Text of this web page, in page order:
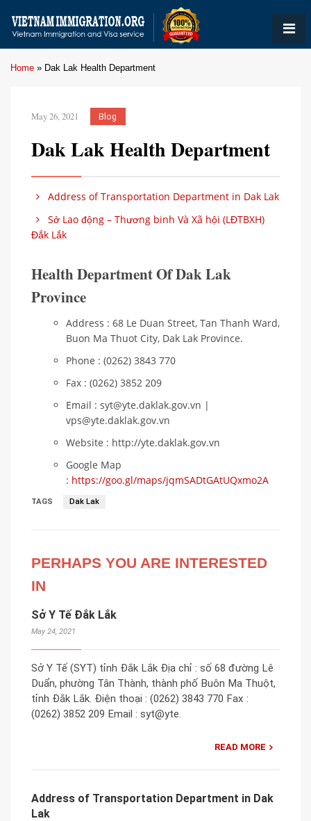
Home » Dak Lak Health Department
May 26, 2021 Blog
Dak Lak Health Department
Address of Transportation Department in Dak Lak
Sở Lao động – Thương binh Và Xã hội (LĐTBXH)
Đắk Lắk
Health Department Of Dak Lak
Province
Address : 68 Le Duan Street, Tan Thanh Ward,
Buon Ma Thuot City, Dak Lak Province.
Phone : (0262) 3843 770
Fax : (0262) 3852 209
Email : syt@yte.daklak.gov.vn |
vps@yte.daklak.gov.vn
Website : http://yte.daklak.gov.vn
Google Map
: https://goo.gl/maps/jqmSADtGAtUQxmo2A
TAGS Dak Lak
PERHAPS YOU ARE INTERESTED
IN
Sở Y Tế Đắk Lắk
May 24, 2021
Sở Y Tế (SYT) tỉnh Đắk Lắk Địa chỉ : số 68 đường Lê
Duẩn, phường Tân Thành, thành phố Buôn Ma Thuột,
tỉnh Đắk Lắk. Điện thoại : (0262) 3843 770 Fax :
(0262) 3852 209 Email : syt@yte.
READ MORE
Address of Transportation Department in Dak
Lak